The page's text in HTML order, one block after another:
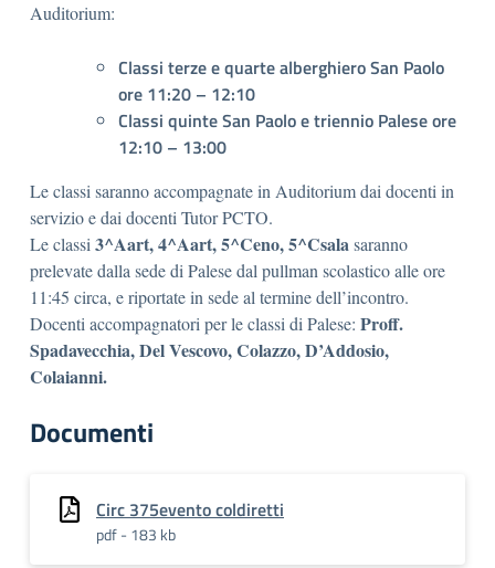
Auditorium:
Classi terze e quarte alberghiero San Paolo
ore 11:20 – 12:10
Classi quinte San Paolo e triennio Palese ore
12:10 – 13:00
Le classi saranno accompagnate in Auditorium dai docenti in
servizio e dai docenti Tutor PCTO.
Le classi 3^Aart, 4^Aart, 5^Ceno, 5^Csalasaranno
prelevate dalla sede di Palese dal pullman scolastico alle ore
11:45 circa, e riportate in sede al termine dell’incontro.
Docenti accompagnatori per le classi di Palese: Proff.
Spadavecchia, Del Vescovo, Colazzo, D’Addosio,
Colaianni.
Documenti
Circ 375evento coldiretti
pdf - 183 kb